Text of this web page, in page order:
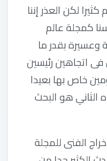
لكن العذر إننا
كمجلة عالم
وعسيرة بقدر ما
فى اتجاهين رئيسين
خاص بها بعيدا
الثاني هو البحث
الفنى للمجلة